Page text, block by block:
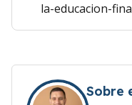
la-educacion-
Sobre